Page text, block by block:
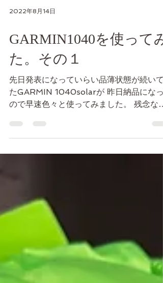
2022年8月14日
GARMIN1040を使ってみ
た。その１
先日発表になっていらい品薄状態が続いて
ので早速色々と使ってみました。 残念なが
ら昨日から関東地方は台風直撃となってし
ったので 一番気になるソーラー充電の部分